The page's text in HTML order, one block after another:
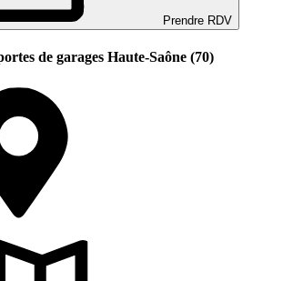
Prendre RDV
de garages Haute-Saône (70)